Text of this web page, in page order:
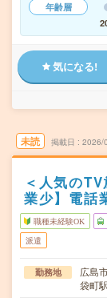
年齢層
気になる!
未読 掲載日 2026/
＜人気の
業少】電話
職種未経験OK
派遣
勤務地
広島
袋町